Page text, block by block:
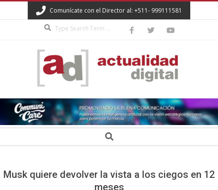
to
Comunícate con el Director al: +511- 999111581
ACTUALIDAD
DIGITAL Search
Musk quiere devolver la vista a los ciegos en 12
meses